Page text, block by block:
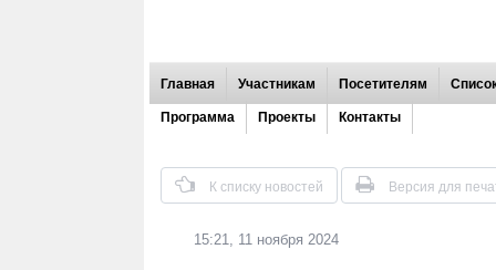
Главная Участникам Посетителям
Программа Проекты Контакты
К списку новостей Версия для
15:21, 11 ноября 2024